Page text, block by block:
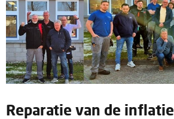
Reparatie van de inflatie